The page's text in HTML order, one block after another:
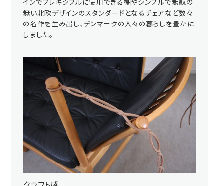
インでフレキシブルに使用できる棚やシンプルで無駄の
無い北欧デザインのスタンダードとなるチェアなど数々
の名作を生み出し、デンマークの人々の暮らしを豊かに
しました。